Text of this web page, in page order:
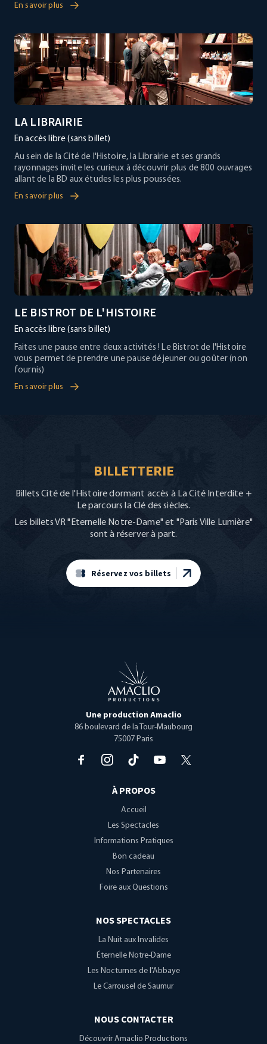
En savoir plus
LA LIBRAIRIE
En accès libre (sans billet)
Au sein de la Cité de l'Histoire, la Librairie et ses grands
rayonnages invite les curieux à découvrir plus de 800 ouvrages
allant de la BD aux études les plus poussées.
En savoir plus
LE BISTROT DE L'HISTOIRE
En accès libre (sans billet)
Faites une pause entre deux activités ! Le Bistrot de l'Histoire
vous permet de prendre une pause déjeuner ou goûter (non
fournis)
En savoir plus
BILLETTERIE
Billets Cité de l'Histoire dormant accès à La Cité Interdite +
Le parcours la Clé des siècles.
Les billets VR "Eternelle Notre-Dame" et "Paris Ville Lumière"
sont à réserver à part.
Réservez vos billets
Une production Amaclio
86 boulevard de la Tour-Maubourg
75007 Paris
À PROPOS
Accueil
Les Spectacles
Informations Pratiques
Bon cadeau
Nos Partenaires
Foire aux Questions
NOS SPECTACLES
La Nuit aux Invalides
Éternelle Notre-Dame
Les Nocturnes de l'Abbaye
Le Carrousel de Saumur
NOUS CONTACTER
Découvrir Amaclio Productions